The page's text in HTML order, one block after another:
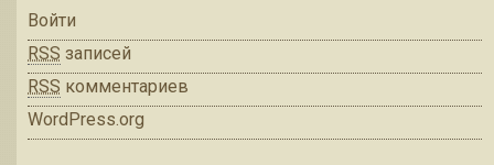
Войти
RSS записей
RSS комментариев
WordPress.org